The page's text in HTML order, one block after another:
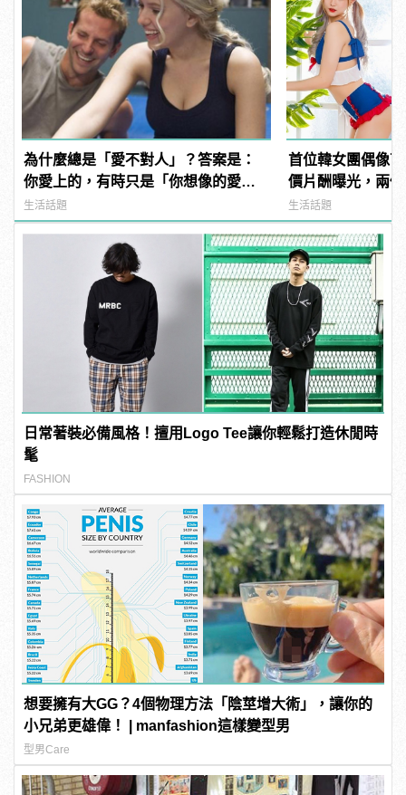
為什麼總是「愛不對人」？答案是：
你愛上的，有時只是「你想像的愛
情」！ | manfashion這樣變型男
生活話題
首位韓女團偶像
價片酬曝光，兩
生活話題
日常著裝必備風格！擅用Logo Tee讓你輕鬆打造休閒時
髦
FASHION
想要擁有大GG？4個物理方法「陰莖增大術」，讓你的
小兄弟更雄偉！ | manfashion這樣變型男
型男Care